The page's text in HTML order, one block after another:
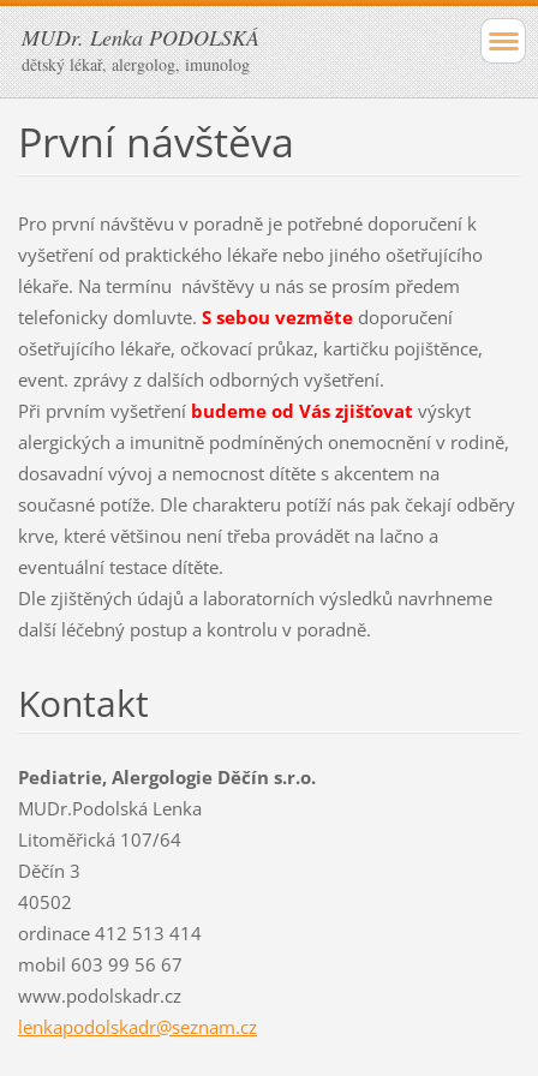
MUDr. Lenka PODOLSKÁ
dětský lékař, alergolog, imunolog
První návštěva
Pro první návštěvu v poradně je potřebné doporučení k
vyšetření od praktického lékaře nebo jiného ošetřujícího
lékaře. Na termínu návštěvy u nás se prosím předem
telefonicky domluvte. S sebou vezmětedoporučení
ošetřujícího lékaře, očkovací průkaz, kartičku pojištěnce,
event. zprávy z dalších odborných vyšetření.
Při prvním vyšetřeníbudeme od Vás zjišťovat výskyt
alergických a imunitně podmíněných onemocnění v rodině,
dosavadní vývoj a nemocnost dítěte s akcentem na
současné potíže. Dle charakteru potíží nás pak čekají odběry
krve, které většinou není třeba provádět na lačno a
eventuální testace dítěte.
Dle zjištěných údajů a laboratorních výsledků navrhneme
další léčebný postup a kontrolu v poradně.
Kontakt
Pediatrie, Alergologie Děčín s.r.o.
MUDr.Podolská Lenka
Litoměřická 107/64
Děčín 3
40502
ordinace 412 513 414
mobil 603 99 56 67
www.podolskadr.cz
lenkapodolskadr@seznam.cz